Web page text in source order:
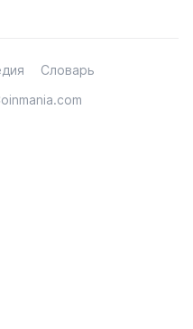
Словарь